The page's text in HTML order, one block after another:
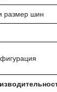
размер шин